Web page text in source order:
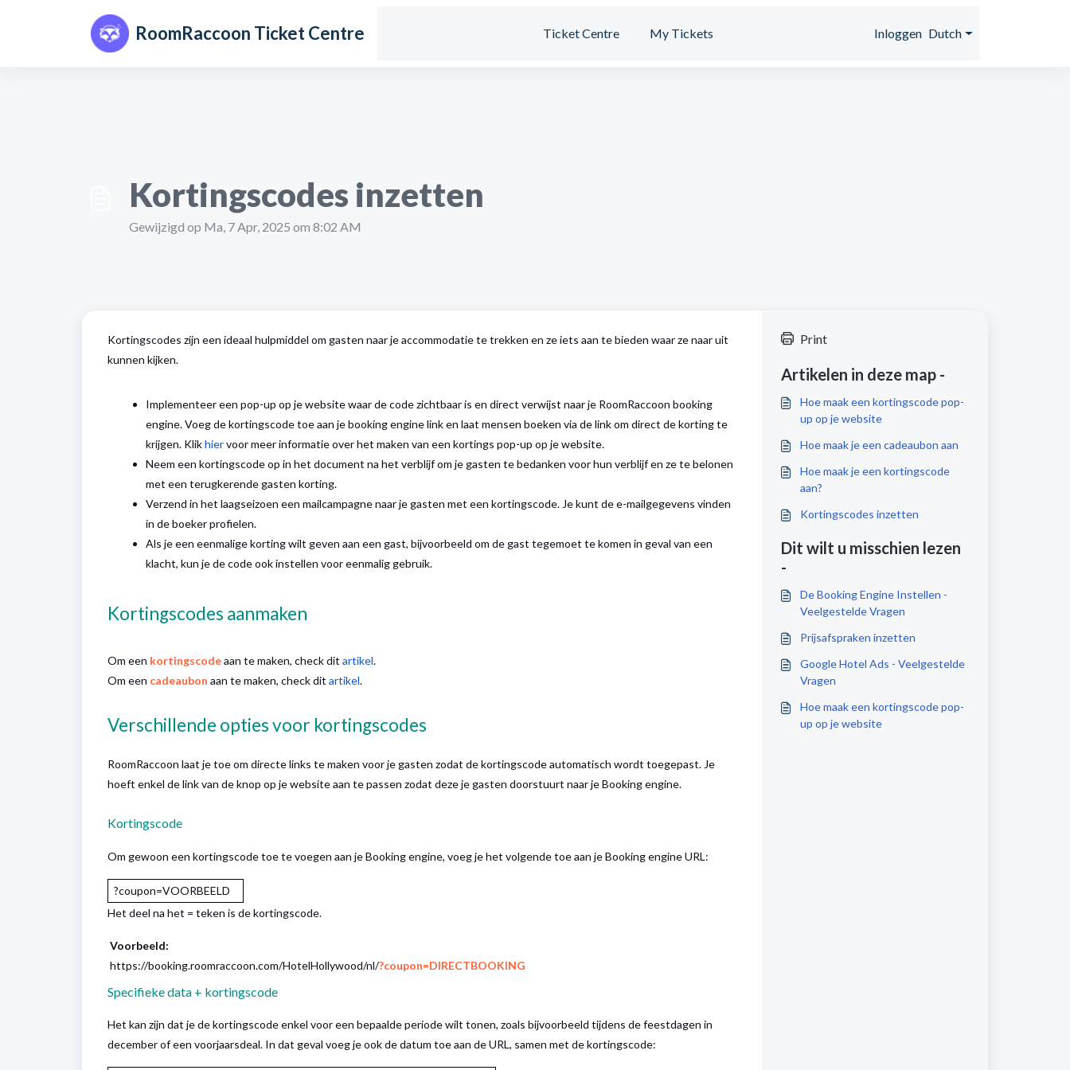
RoomRaccoon Ticket Centre Ticket Centre My Tickets Inloggen Dutch
Kortingscodes inzetten
Gewijzigd op Ma, 7 Apr, 2025 om 8:02 AM
Kortingscodes zijn een ideaal hulpmiddel om gasten naar je accommodatie te trekken en ze iets aan te bieden waar ze naar uit
kunnen kijken.
Implementeer een pop-up op je website waar de code zichtbaar is en direct verwijst naar je RoomRaccoon booking
engine. Voeg de kortingscode toe aan je booking engine link en laat mensen boeken via de link om direct de korting te
krijgen. Klikhiervoor meer informatie over het maken van een kortings pop-up op je website.
Neem een kortingscode op in het document na het verblijf om je gasten te bedanken voor hun verblijf en ze te belonen
met een terugkerende gasten korting.
Verzend in het laagseizoen een mailcampagne naar je gasten met een kortingscode. Je kunt de e-mailgegevens vinden
in de boeker profielen.
Als je een eenmalige korting wilt geven aan een gast, bijvoorbeeld om de gast tegemoet te komen in geval van een
klacht, kun je de code ook instellen voor eenmalig gebruik.
Kortingscodes aanmaken
Om een kortingscodeaan te maken, check dit artikel.
Om een cadeaubon aan te maken, check dit artikel.
Verschillende opties voor kortingscodes
RoomRaccoon laat je toe om directe links te maken voor je gasten zodat de kortingscode automatisch wordt toegepast. Je
hoeft enkel de link van de knop op je website aan te passen zodat deze je gasten doorstuurt naar je Booking engine.
Kortingscode
Om gewoon een kortingscode toe te voegen aan je Booking engine, voeg je het volgende toe aan je Booking engine URL:
?coupon=VOORBEELD
Het deel na het = teken is de kortingscode.
Voorbeeld:
https://booking.roomraccoon.com/HotelHollywood/nl/?coupon=DIRECTBOOKING
Specifieke data + kortingscode
Het kan zijn dat je de kortingscode enkel voor een bepaalde periode wilt tonen, zoals bijvoorbeeld tijdens de feestdagen in
december of een voorjaarsdeal. In dat geval voeg je ook de datum toe aan de URL, samen met de kortingscode:
Print
Artikelen in deze map -
Hoe maak een kortingscode pop-
up op je website
Hoe maak je een cadeaubon aan
Hoe maak je een kortingscode
aan?
Kortingscodes inzetten
Dit wilt u misschien lezen
-
De Booking Engine Instellen -
Veelgestelde Vragen
Prijsafspraken inzetten
Google Hotel Ads - Veelgestelde
Vragen
Hoe maak een kortingscode pop-
up op je website